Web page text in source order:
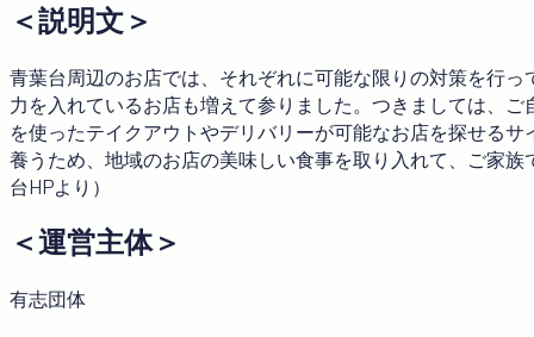
＜説明文＞
青葉台周辺のお店では、それぞれに可能な限りの対策を行
力を入れているお店も増えて参りました。つきましては、
を使ったテイクアウトやデリバリーが可能なお店を探せる
養うため、地域のお店の美味しい食事を取り入れて、ご家
台HPより）
＜運営主体＞
有志団体